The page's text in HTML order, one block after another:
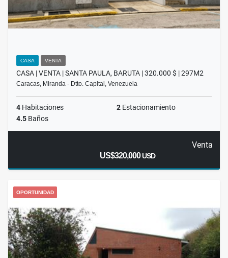
CASA VENTA
CASA | VENTA | SANTA PAULA, BARUTA | 320.000 $ | 297M2
Caracas, Miranda - Dtto. Capital, Venezuela
4 Habitaciones 2 Estacionamiento
4.5 Baños
Venta
US$320,000USD
OPORTUNIDAD